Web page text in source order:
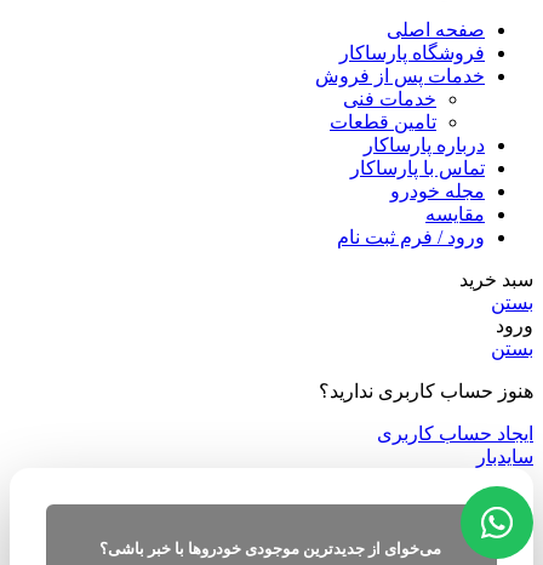
صفحه اصلی
فروشگاه پارساکار
خدمات پس از فروش
خدمات فنی
تامین قطعات
درباره پارساکار
تماس با پارساکار
مجله خودرو
مقایسه
ورود / فرم ثبت نام
سبد خرید
بستن
ورود
بستن
هنوز حساب کاربری ندارید؟
ایجاد حساب کاربری
سایدبار
می‌خوای از جدیدترین موجودی خودروها با خبر باشی؟